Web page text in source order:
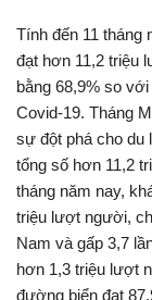
Tính đến 11 tháng
đạt hơn 11,2 triệu
bằng 68,9% so
Covid-19. Tháng
sự đột phá cho du
tổng số hơn 11,2
tháng năm nay,
triệu lượt người,
Nam và gấp 3,7
hơn 1,3 triệu lượt
đường biển đạt